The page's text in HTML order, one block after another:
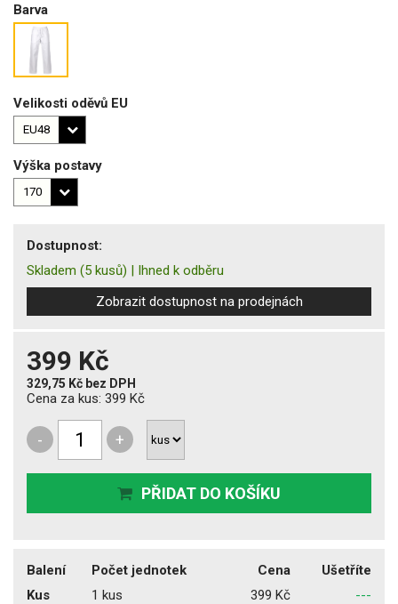
Barva
Velikosti oděvů EU
Výška postavy
Dostupnost:
Skladem (5 kusů) | Ihned k odběru
Zobrazit dostupnost na prodejnách
399 Kč
329,75 Kč bez DPH
Cena za kus: 399 Kč
- +
PŘIDAT DO KOŠÍKU
Balení Počet jednotek Cena
Ušetříte
Kus
1 kus 399 Kč ---